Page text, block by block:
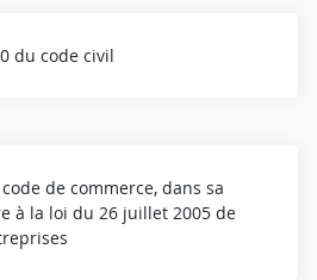
du code civil
de commerce, dans sa
à la loi du 26 juillet 2005 de